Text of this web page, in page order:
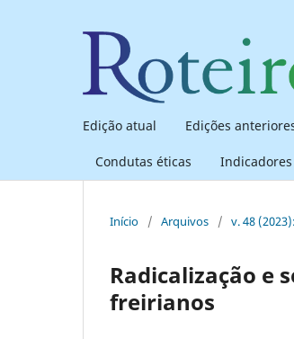
Edição atual Edições
Condutas éticas
Início / Arquivos / v. 48
Radicalização e
freirianos